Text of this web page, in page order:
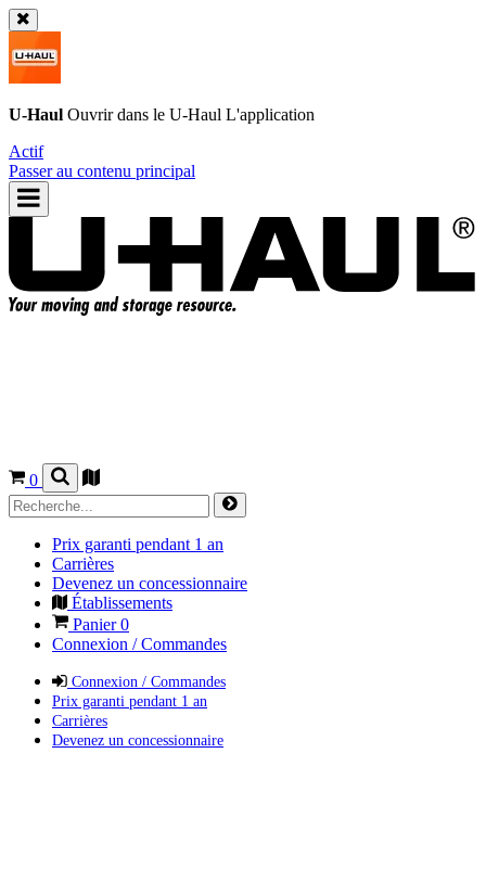
U-Haul Ouvrir dans le U-Haul L'application
Actif
Passer au contenu principal
0
Prix garanti pendant 1 an
Carrières
Devenez un concessionnaire
Établissements
Panier0
Connexion / Commandes
Connexion / Commandes
Prix garanti pendant 1 an
Carrières
Devenez un concessionnaire